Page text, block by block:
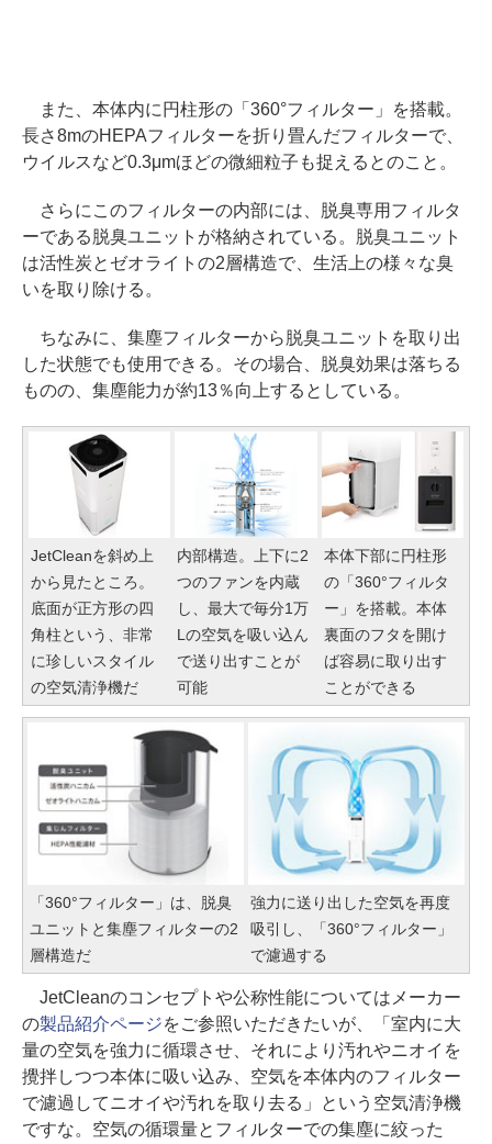
また、本体内に円柱形の「360°フィルター」を搭載。
長さ8mのHEPAフィルターを折り畳んだフィルターで、
ウイルスなど0.3μmほどの微細粒子も捉えるとのこと。
さらにこのフィルターの内部には、脱臭専用フィルタ
ーである脱臭ユニットが格納されている。脱臭ユニット
は活性炭とゼオライトの2層構造で、生活上の様々な臭
いを取り除ける。
ちなみに、集塵フィルターから脱臭ユニットを取り出
した状態でも使用できる。その場合、脱臭効果は落ちる
ものの、集塵能力が約13％向上するとしている。
JetCleanを斜め上
から見たところ。
底面が正方形の四
角柱という、非常
に珍しいスタイル
の空気清浄機だ
内部構造。上下に2
つのファンを内蔵
し、最大で毎分1万
Lの空気を吸い込ん
で送り出すことが
可能
本体下部に円柱形
の「360°フィルタ
ー」を搭載。本体
裏面のフタを開け
ば容易に取り出す
ことができる
「360°フィルター」は、脱臭
ユニットと集塵フィルターの2
層構造だ
強力に送り出した空気を再度
吸引し、「360°フィルター」
で濾過する
JetCleanのコンセプトや公称性能についてはメーカー
の製品紹介ページをご参照いただきたいが、「室内に大
量の空気を強力に循環させ、それにより汚れやニオイを
攪拌しつつ本体に吸い込み、空気を本体内のフィルター
で濾過してニオイや汚れを取り去る」という空気清浄機
ですな。空気の循環量とフィルターでの集塵に絞った